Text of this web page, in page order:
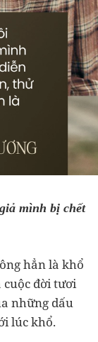
mình bị chết
hẳn là khổ
cuộc đời tươi
những dấu
lúc khổ.